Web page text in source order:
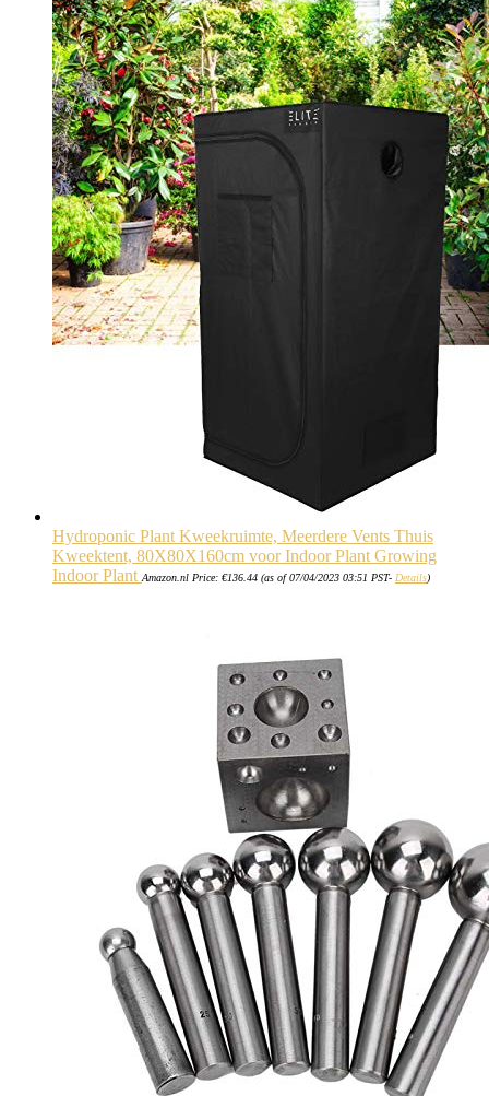
Hydroponic Plant Kweekruimte, Meerdere Vents Thuis
Kweektent, 80X80X160cm voor Indoor Plant Growing
Indoor Plant Amazon.nl Price: €136.44 (as of 07/04/2023 03:51 PST- Details)